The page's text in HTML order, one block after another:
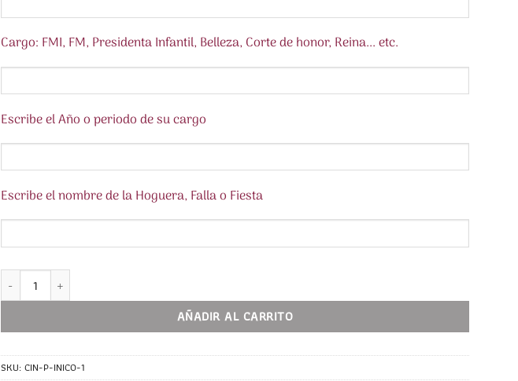
Cargo: FMI, FM, Presidenta Infantil, Belleza, Corte de honor, Reina... etc.
Escribe el Año o periodo de su cargo
Escribe el nombre de la Hoguera, Falla o Fiesta
Caja para Insignias con Inicial Color PERSONALIZADA. Colección Inicial Color cantidad
AÑADIR AL CARRITO
SKU:CIN-P-INICO-1